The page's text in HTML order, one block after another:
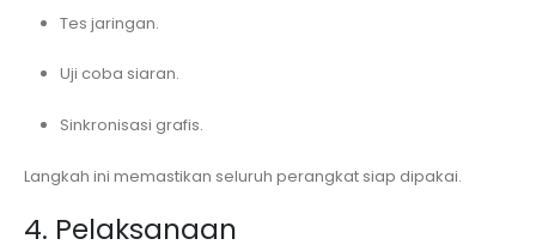
Tes jaringan.
Uji coba siaran.
Sinkronisasi grafis.
Langkah ini memastikan seluruh perangkat siap dipakai.
4. Pelaksanaan